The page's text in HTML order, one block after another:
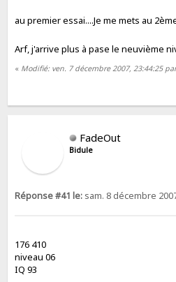
au premier essai....Je me mets au
Arf, j'arrive plus à pase le neuvième
« Modifié: ven. 7 décembre 2007, 23:44:25
FadeOut
Bidule
Réponse #41 le: sam. 8 décembre
176 410
niveau 06
IQ 93